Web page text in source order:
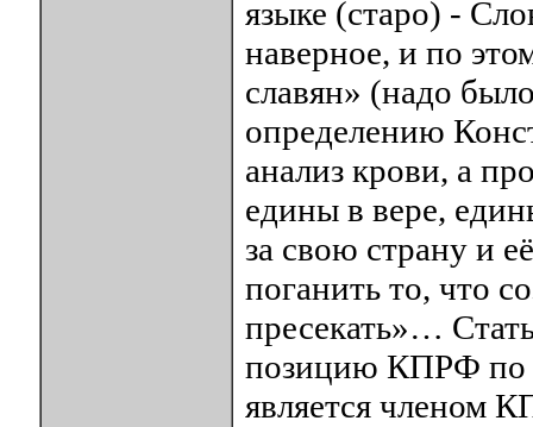
языке (старо) -
наверное, и по
славян» (надо
определению
анализ крови, а
едины в вере,
за свою страну и
поганить то, что
пресекать»…
позицию КПРФ по
является членом